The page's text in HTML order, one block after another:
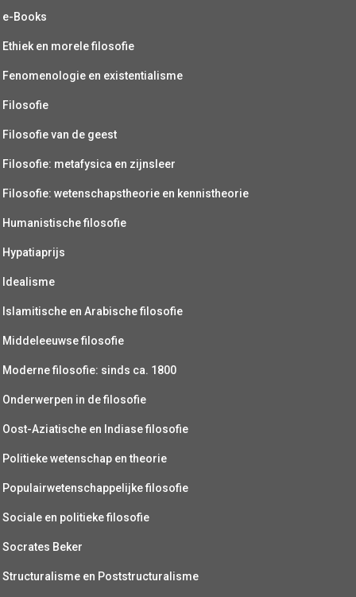
e-Books
Ethiek en morele filosofie
Fenomenologie en existentialisme
Filosofie
Filosofie van de geest
Filosofie: metafysica en zijnsleer
Filosofie: wetenschapstheorie en kennistheorie
Humanistische filosofie
Hypatiaprijs
Idealisme
Islamitische en Arabische filosofie
Middeleeuwse filosofie
Moderne filosofie: sinds ca. 1800
Onderwerpen in de filosofie
Oost-Aziatische en Indiase filosofie
Politieke wetenschap en theorie
Populairwetenschappelijke filosofie
Sociale en politieke filosofie
Socrates Beker
Structuralisme en Poststructuralisme